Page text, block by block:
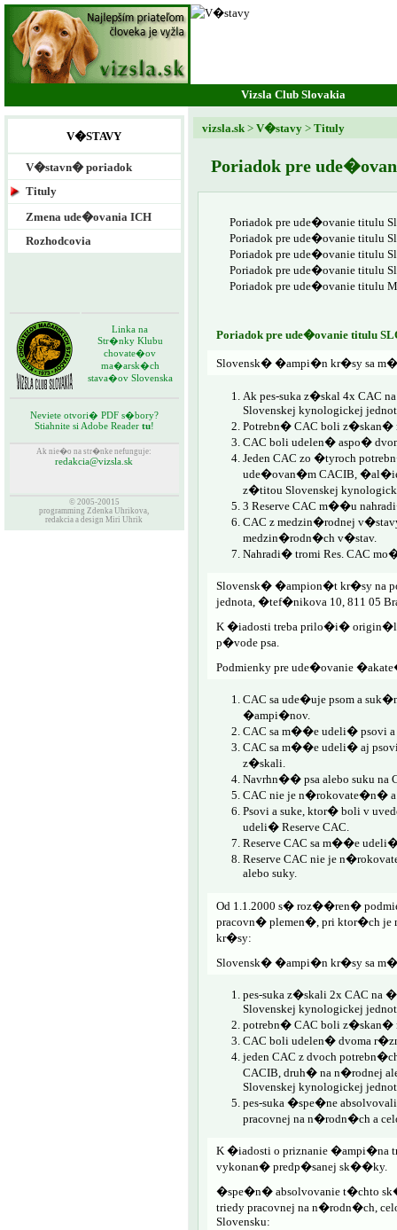
vizsla.sk > V�stavy > Tituly
Poriadok pre
Poriadok pre ude�ovanie
Poriadok pre ude�ovanie
Poriadok pre ude�ovanie titulu
Poriadok pre ude�ovanie
Poriadok pre ude�ovanie
Poriadok pre ude�ovanie titulu
Slovensk� �ampi�n kr�sy sa
Ak pes-suka z�skal 4x
Slovenskej kynologickej
Potrebn� CAC boli z�skan�
CAC boli udelen� aspo�
Jeden CAC zo �tyroch
ude�ovan�m CACIB,
z�titou Slovenskej
3 Reserve CAC m��u
CAC z medzin�rodnej
medzin�rodn�ch v�stav.
Nahradi� tromi Res. CAC
Slovensk� �ampion�t kr�sy na
jednota, �tef�nikova 10, 811 05
K �iadosti treba prilo�i� origin�ly
p�vode psa.
Podmienky pre ude�ovanie
CAC sa ude�uje psom a
�ampi�nov.
CAC sa m��e udeli� psovi a
CAC sa m��e udeli� aj
z�skali.
Navrhn�� psa alebo suku
CAC nie je n�rokovate�n� a
Psovi a suke, ktor� boli v
udeli� Reserve CAC.
Reserve CAC sa m��e
Reserve CAC nie je
alebo suky.
Od 1.1.2000 s� roz��ren�
pracovn� plemen�, pri ktor�ch
kr�sy:
Slovensk� �ampi�n kr�sy sa
pes-suka z�skali 2x CAC
Slovenskej kynologickej
potrebn� CAC boli z�skan�
CAC boli udelen� dvoma
jeden CAC z dvoch
CACIB, druh� na n�rodnej
Slovenskej kynologickej
pes-suka �spe�ne
pracovnej na n�rodn�ch a
K �iadosti o priznanie �ampi�na
vykonan� predp�sanej sk��ky.
�spe�n� absolvovanie t�chto
triedy pracovnej na n�rodn�ch,
Slovensku:
V�STAVY
V�stavn� poriadok
Tituly
Zmena ude�ovania ICH
Rozhodcovia
Linka na
Str�nky Klubu
chovate�ov
ma�arsk�ch
stava�ov Slovenska
Neviete otvori� PDF s�bory?
Stiahnite si Adobe Reader tu!
Ak nie�o na str�nke nefunguje:
redakcia@vizsla.sk
© 2005-20015
programming Zdenka Uhrikova,
redakcia a design Miri Uhrik
Vizsla Club Slovakia